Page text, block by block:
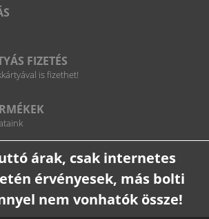
FIZETÉS
is fizethet!
árak, csak internetes
érvényesek, más bolti
nem vonhatók össze!